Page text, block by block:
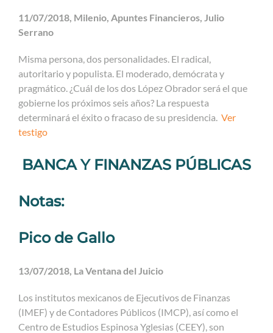
11/07/2018, Milenio, Apuntes Financieros, Julio
Serrano
Misma persona, dos personalidades. El radical,
autoritario y populista. El moderado, demócrata y
pragmático. ¿Cuál de los dos López Obrador será el que
gobierne los próximos seis años? La respuesta
determinará el éxito o fracaso de su presidencia. Ver
testigo
BANCA Y FINANZAS PÚBLICAS
Notas:
Pico de Gallo
13/07/2018, La Ventana del Juicio
Los institutos mexicanos de Ejecutivos de Finanzas
(IMEF) y de Contadores Públicos (IMCP), así como el
Centro de Estudios Espinosa Yglesias (CEEY), son